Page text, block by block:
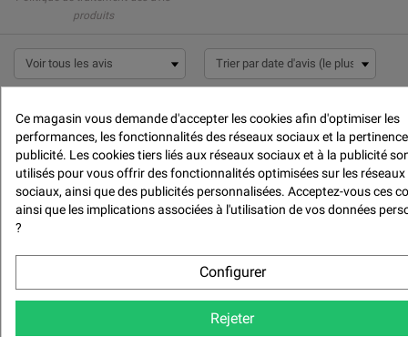
produits
    
Incontournable
Par Patrick G. le 10/11/2021
Ce magasin vous demande d'accepter les cookies afin d'optimiser les
performances, les fonctionnalités des réseaux sociaux et la
publicité. Les cookies tiers liés aux réseaux sociaux et à la publicité
utilisés pour vous offrir des fonctionnalités optimisées sur les réseaux
sociaux, ainsi que des publicités personnalisées. Acceptez-vous ces
ainsi que les implications associées à l'utilisation de vos données
?
Configurer
Rejeter